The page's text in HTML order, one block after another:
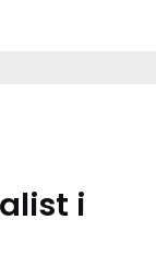
i